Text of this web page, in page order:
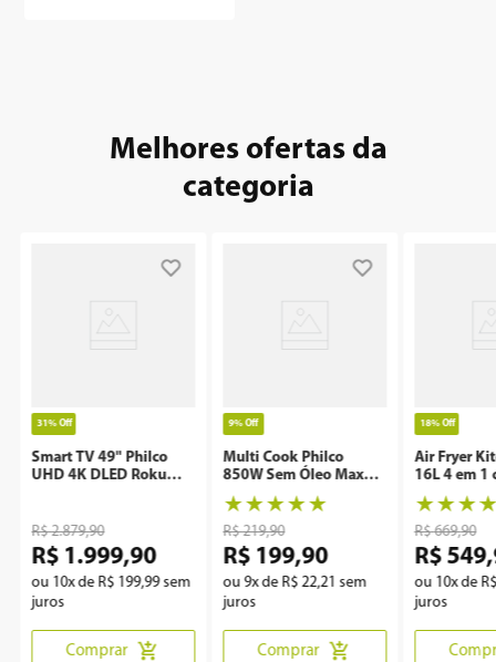
Melhores ofertas da
categoria
31% Off
Smart TV 49" Philco
UHD 4K DLED Roku
R$ 2.879,90
R$ 1.999,90
ou 10x de R$ 199,99sem
juros
Comprar
9% Off
Multi Cook Philco
850W Sem Óleo Maxx
Clean
★★★★★
R$ 219,90
R$ 199,90
ou9x de R$ 22,21 sem
juros
Comprar
18% Off
Air Fryer
16L 4 em 1
Rotisserie
★★★
R$ 669,90
R$ 549,
ou 10x de
juros